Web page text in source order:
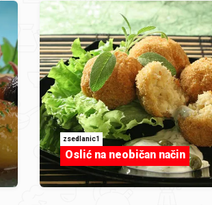
zsedlanic1
Oslić na neobičan način